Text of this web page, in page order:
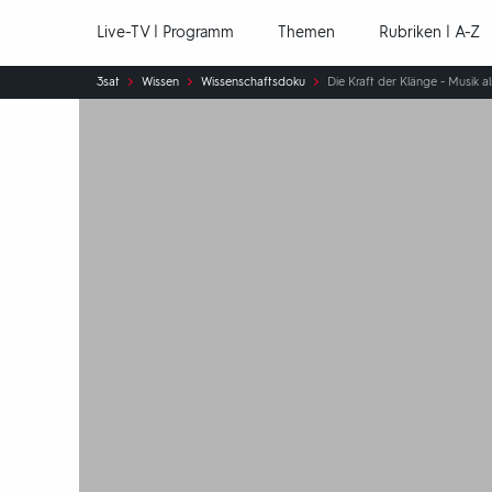
Live-TV | Programm Themen Rubriken | A-Z
Sie
sind
3sat Wissen Wissenschaftsdoku Die Kraft der Klänge - Musik